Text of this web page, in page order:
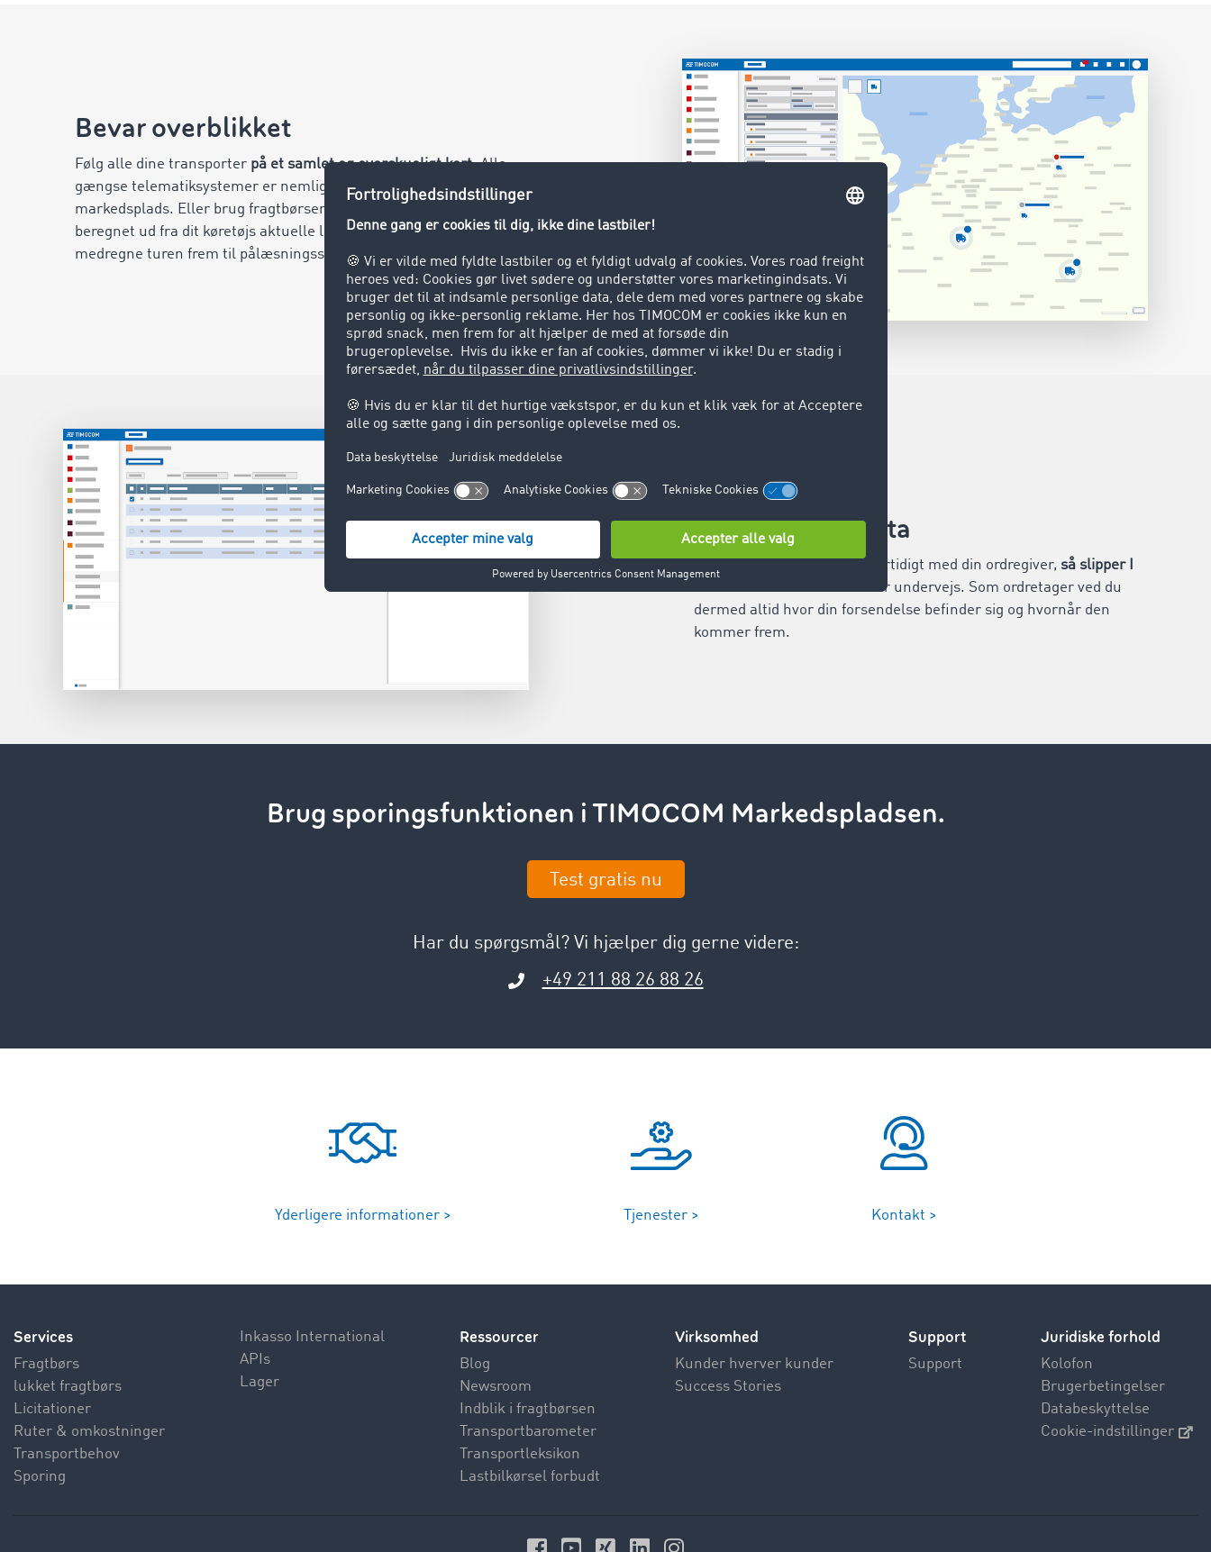
Bevar overblikket
Følg alle dine transporter på et samlet og overskueligt kort. Alle
gængse telematiksystemer er nemlig integreret i vores
markedsplads. Eller brug fragtbørsen til at finde passende fragt
beregnet ud fra dit køretøjs aktuelle lokalitet. Du kan også
medregne turen frem til pålæsningsstedet.
Del positionsdata
Del dine positionsdata midlertidigt med din ordregiver,så slipper I
informationer undervejs. Som ordretager ved du
dermed altid hvor din forsendelse befinder sig og hvornår den
kommer frem.
Brug sporingsfunktionen i TIMOCOM Markedspladsen.
Test gratis nu
Har du spørgsmål? Vi hjælper dig gerne videre:
+49 211 88 26 88 26
Yderligere informationer > Tjenester > Kontakt >
Services
Fragtbørs
lukket fragtbørs
Licitationer
Ruter & omkostninger
Transportbehov
Sporing
Inkasso International
APIs
Lager
Ressourcer
Blog
Newsroom
Indblik i fragtbørsen
Transportbarometer
Transportleksikon
Lastbilkørsel forbudt
Virksomhed
Kunder hverver kunder
Success Stories
Support
Support
Juridiske forhold
Kolofon
Brugerbetingelser
Databeskyttelse
Cookie-indstillinger